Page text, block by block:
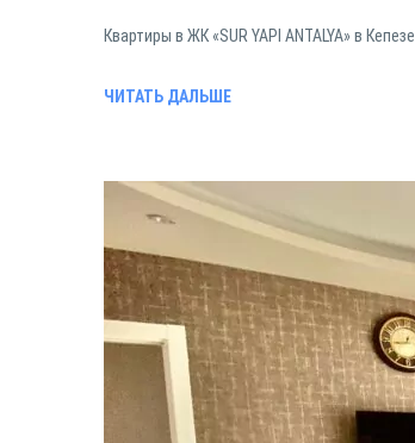
Квартиры в ЖК «SUR YAPI ANTALYA» в Кепезе
ЧИТАТЬ ДАЛЬШЕ